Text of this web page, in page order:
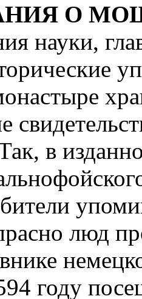
О
науки,
в
люд
году